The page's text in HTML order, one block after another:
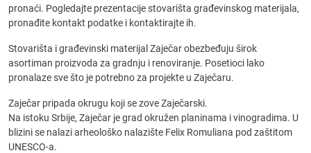
pronaći. Pogledajte prezentacije stovarišta građevinskog materijala,
pronađite kontakt podatke i kontaktirajte ih.
Stovarišta i građevinski materijal Zaječar obezbeđuju širok
asortiman proizvoda za gradnju i renoviranje. Posetioci lako
pronalaze sve što je potrebno za projekte u Zaječaru.
Zaječar pripada okrugu koji se zove Zaječarski.
Na istoku Srbije, Zaječar je grad okružen planinama i vinogradima. U
blizini se nalazi arheološko nalazište Felix Romuliana pod zaštitom
UNESCO-a.